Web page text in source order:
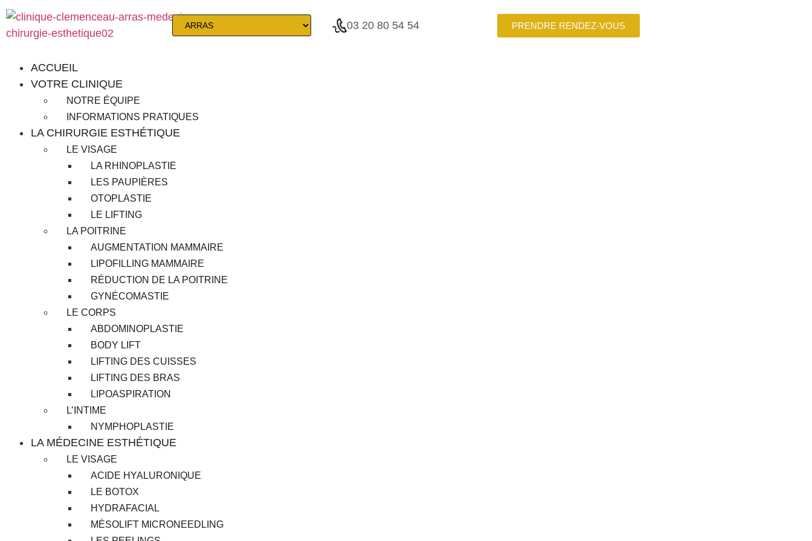
03 20 80 54 54 PRENDRE RENDEZ-VOUS
ACCUEIL
VOTRE CLINIQUE
NOTRE ÉQUIPE
INFORMATIONS PRATIQUES
LA CHIRURGIE ESTHÉTIQUE
LE VISAGE
LA RHINOPLASTIE
LES PAUPIÈRES
OTOPLASTIE
LE LIFTING
LA POITRINE
AUGMENTATION MAMMAIRE
LIPOFILLING MAMMAIRE
RÉDUCTION DE LA POITRINE
GYNÉCOMASTIE
LE CORPS
ABDOMINOPLASTIE
BODY LIFT
LIFTING DES CUISSES
LIFTING DES BRAS
LIPOASPIRATION
L’INTIME
NYMPHOPLASTIE
LA MÉDECINE ESTHÉTIQUE
LE VISAGE
ACIDE HYALURONIQUE
LE BOTOX
HYDRAFACIAL
MÉSOLIFT MICRONEEDLING